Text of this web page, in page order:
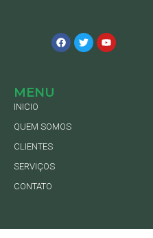
MENU
INICIO
QUEM SOMOS
CLIENTES
SERVIÇOS
CONTATO